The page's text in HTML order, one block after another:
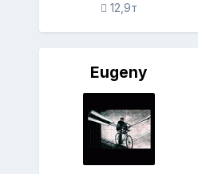
12,9т
Eugeny